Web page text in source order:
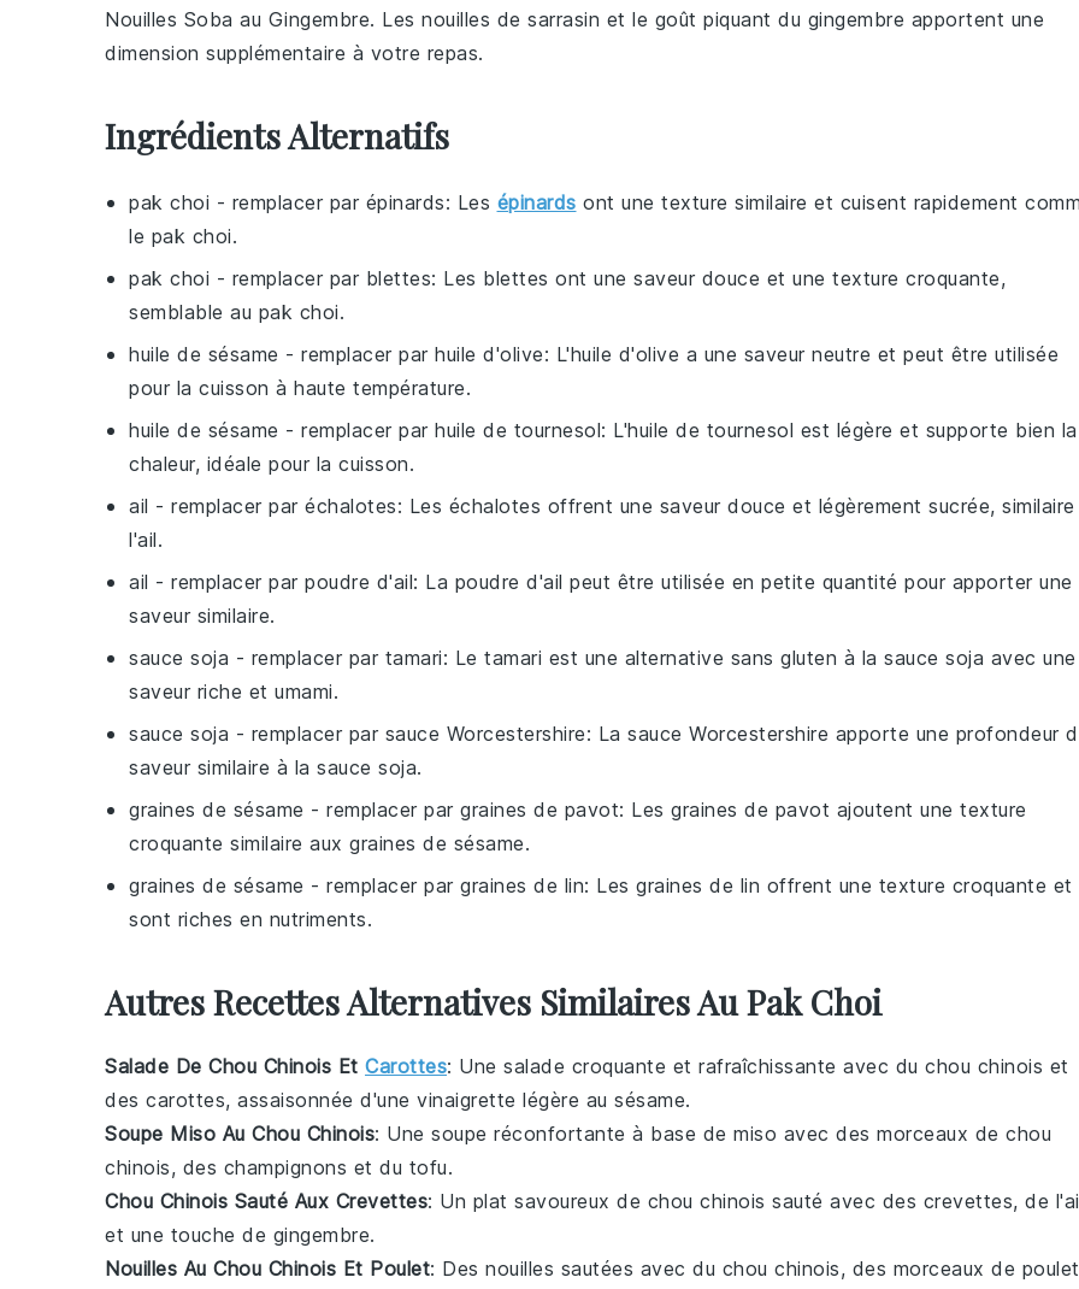
Nouilles Soba au Gingembre. Les nouilles de sarrasin et le goût piquant du gingembre apportent une
dimension supplémentaire à votre repas.
Ingrédients Alternatifs
pak choi - remplacer par épinards: Les épinards ont une texture similaire et cuisent rapidement
le pak choi.
pak choi - remplacer par blettes: Les blettes ont une saveur douce et une texture croquante,
semblable au pak choi.
huile de sésame - remplacer par huile d'olive: L'huile d'olive a une saveur neutre et peut être utilisée
pour la cuisson à haute température.
huile de sésame - remplacer par huile de tournesol: L'huile de tournesol est légère et supporte bien la
chaleur, idéale pour la cuisson.
ail - remplacer par échalotes: Les échalotes offrent une saveur douce et légèrement sucrée,
l'ail.
ail - remplacer par poudre d'ail: La poudre d'ail peut être utilisée en petite quantité pour apporter une
saveur similaire.
sauce soja - remplacer par tamari: Le tamari est une alternative sans gluten à la sauce soja avec une
saveur riche et umami.
sauce soja - remplacer par sauce Worcestershire: La sauce Worcestershire apporte une profondeur
saveur similaire à la sauce soja.
graines de sésame - remplacer par graines de pavot: Les graines de pavot ajoutent une texture
croquante similaire aux graines de sésame.
graines de sésame - remplacer par graines de lin: Les graines de lin offrent une texture croquante et
sont riches en nutriments.
Autres Recettes Alternatives Similaires Au Pak Choi
Salade De Chou Chinois Et Carottes: Une salade croquante et rafraîchissante avec du chou chinois et
des carottes, assaisonnée d'une vinaigrette légère au sésame.
Soupe Miso Au Chou Chinois: Une soupe réconfortante à base de miso avec des morceaux de chou
chinois, des champignons et du tofu.
Chou Chinois Sauté Aux Crevettes: Un plat savoureux de chou chinois sauté avec des crevettes, de l'
et une touche de gingembre.
Nouilles Au Chou Chinois Et Poulet: Des nouilles sautées avec du chou chinois, des morceaux de poulet